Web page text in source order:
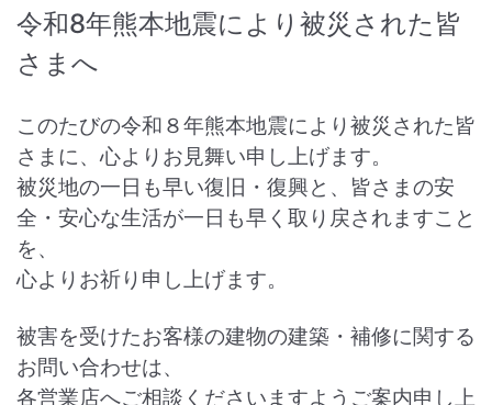
令和8年熊本地震により被災された皆
さまへ
このたびの令和８年熊本地震により被災された皆
さまに、心よりお見舞い申し上げます。
被災地の一日も早い復旧・復興と、皆さまの安
全・安心な生活が一日も早く取り戻されますこと
を、
心よりお祈り申し上げます。
被害を受けたお客様の建物の建築・補修に関する
お問い合わせは、
各営業店へご相談くださいますようご案内申し上